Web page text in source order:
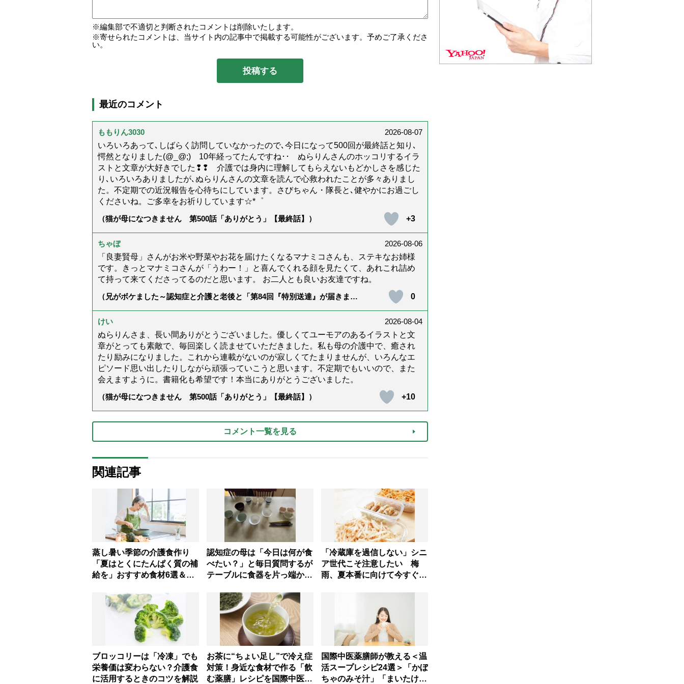
編集部で不適切と判断されたコメントは削除いたします。
寄せられたコメントは、当サイト内の記事中で掲載する可能性がございます。予めご了承くださ
い。
最近のコメント
ももりん3030
2026-08-07
いろいろあって､しばらく訪問していなかったので､今日になって500回が最終話と知り､
愕然となりました(@_@;) 10年経ってたんですね･･ ぬらりんさんのホッコリするイラ
ストと文章が大好きでした❢❢ 介護では身内に理解してもらえないもどかしさを感じた
り､いろいろありましたが､ぬらりんさんの文章を読んで心救われたことが多々ありまし
た。不定期での近況報告を心待ちにしています。さびちゃん・隊長と､健やかにお過ごし
くださいね。ご多幸をお祈りしています☆*゜
（猫が母になつきません 第500話「ありがとう」【最終話】）
+3
ちゃぼ
2026-08-06
「良妻賢母」さんがお米や野菜やお花を届けたくなるマナミコさんも、ステキなお姉様
です。きっとマナミコさんが「うわー！」と喜んでくれる顔を見たくて、あれこれ詰め
て持って来てくださってるのだと思います。 お二人とも良いお友達ですね。
（兄がボケました～認知症と介護と老後と「第84回『特別送達』が届きまし
0
けい
2026-08-04
ぬらりんさま、長い間ありがとうございました。優しくてユーモアのあるイラストと文
章がとっても素敵で、毎回楽しく読ませていただきました。私も母の介護中で、癒され
たり励みになりました。これから連載がないのが寂しくてたまりませんが、いろんなエ
ピソード思い出したりしながら頑張っていこうと思います。不定期でもいいので、また
会えますように。書籍化も希望です！本当にありがとうございました。
（猫が母になつきません 第500話「ありがとう」【最終話】）
+10
コメント一覧を見る
関連記事
蒸し暑い季節の介護食作り
「夏はとくにたんぱく質の補
給を」おすすめ食材6選＆火
【管理栄養士提案】
認知症の母は「今日は何が食
べたい？」と毎日質問するが
テーブルに食器を片っ端から
処法とものがない現在の台所
の意味
「冷蔵庫を過信しない」シニ
ア世代こそ注意したい 梅
雨、夏本番に向けて今すぐ見
ブロッコリーは「冷凍」でも
栄養価は変わらない？介護食
に活用するときのコツを解説
お茶に“ちょい足し”で冷え症
対策！身近な食材で作る「飲
む薬膳」レシピを国際中医師
国際中医薬膳師が教える＜温
活スープレシピ24選＞「かぼ
ちゃのみそ汁」「まいたけサ